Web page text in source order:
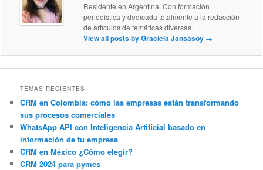
Residente en Argentina. Con formación
periodística y dedicada totalmente a la redacción
de artículos de temáticas diversas.
View all posts by Graciela Jansasoy →
TEMAS RECIENTES
CRM en Colombia: cómo las empresas están transformando
sus procesos comerciales
WhatsApp API con Inteligencia Artificial basado en
información de tu empresa
CRM en México ¿Cómo elegir?
CRM 2024 para pymes